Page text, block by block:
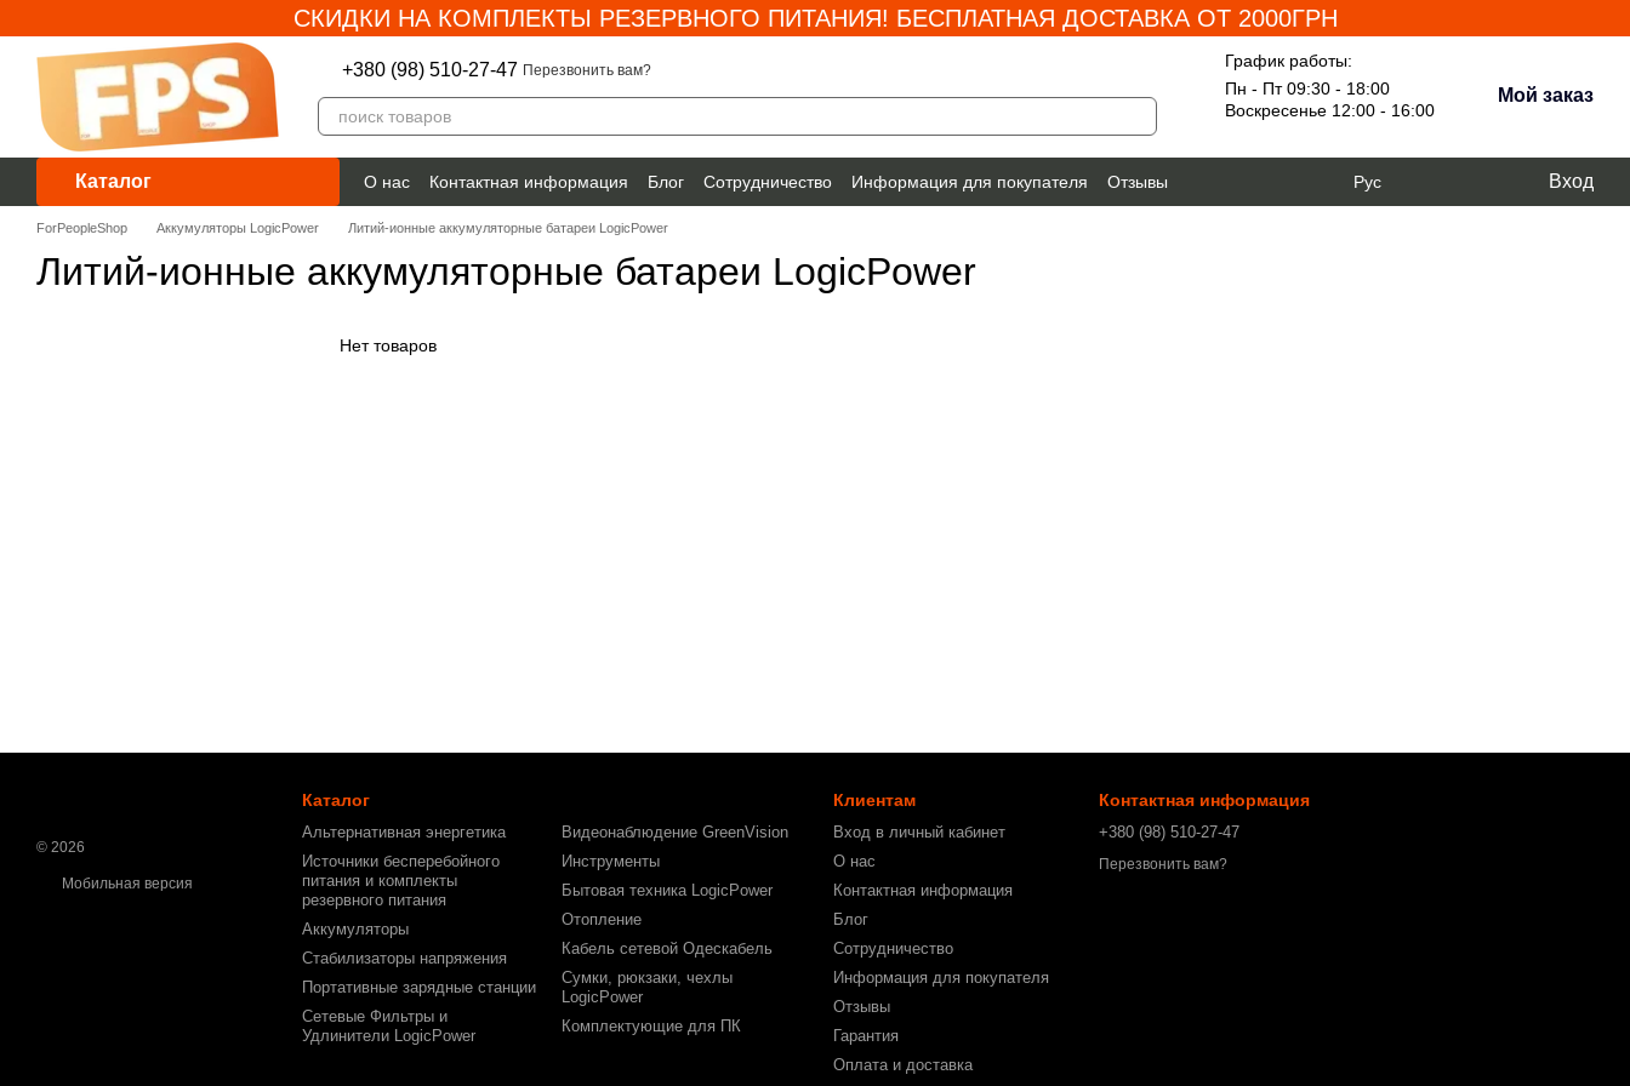
СКИДКИ НА КОМПЛЕКТЫ РЕЗЕРВНОГО ПИТАНИЯ! БЕСПЛАТНАЯ ДОСТАВКА ОТ 2000ГРН
+380 (98) 510-27-47 Перезвонить вам?
График работы:
Пн - Пт 09:30 - 18:00
Воскресенье 12:00 - 16:00
Мой заказ
Каталог О нас Контактная информация Блог Сотрудничество Информация для покупателя
Отзывы
Гарантия
Рус Вход
ForPeopleShop Аккумуляторы LogicPower Литий-ионные аккумуляторные батареи LogicPower
Литий-ионные аккумуляторные батареи LogicPower
Нет товаров
© 2026
Мобильная версия
Каталог
Альтернативная энергетика
Источники бесперебойного
питания и комплекты
резервного питания
Аккумуляторы
Стабилизаторы напряжения
Портативные зарядные станции
Сетевые Фильтры и
Удлинители LogicPower
Видеонаблюдение GreenVision
Инструменты
Бытовая техника LogicPower
Отопление
Кабель сетевой Одескабель
Сумки, рюкзаки, чехлы
LogicPower
Комплектующие для ПК
Клиентам
Вход в личный кабинет
О нас
Контактная информация
Блог
Сотрудничество
Информация для покупателя
Отзывы
Гарантия
Оплата и доставка
Контактная информация
+380 (98) 510-27-47
Перезвонить вам?